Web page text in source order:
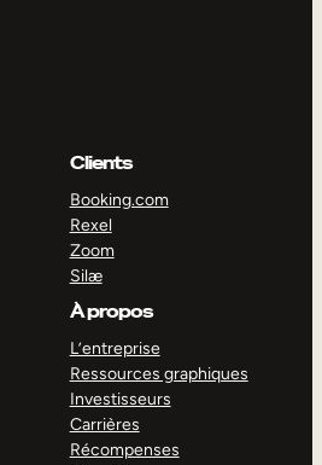
Clients
Booking.com
Rexel
Zoom
Silæ
À propos
L’entreprise
Ressources graphiques
Investisseurs
Carrières
Récompenses